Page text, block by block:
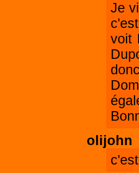
Je
voit
olijohn